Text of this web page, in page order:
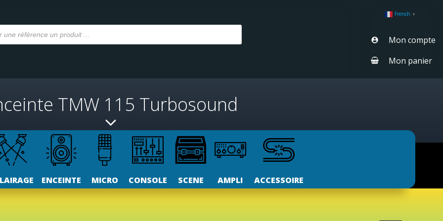
French ▼
Mon compte
Mon panier
TMW 115 Turbosound
ENCEINTE MICRO CONSOLE SCENE AMPLI ACCESSOIRE